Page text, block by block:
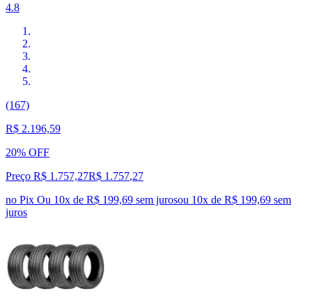
4.8
(167)
R$ 2.196,59
20% OFF
Preço R$ 1.757,27R$ 1.757,27
no Pix Ou 10x de R$ 199,69 sem jurosou 10x de R$ 199,69 sem
juros